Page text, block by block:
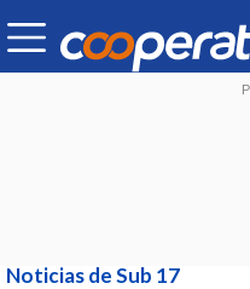
Noticias de Sub 17